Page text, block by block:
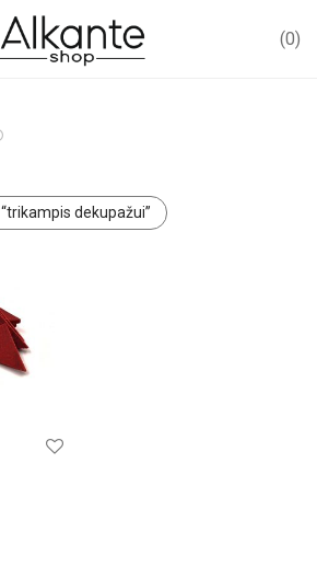
0
“trikampis dekupažui”